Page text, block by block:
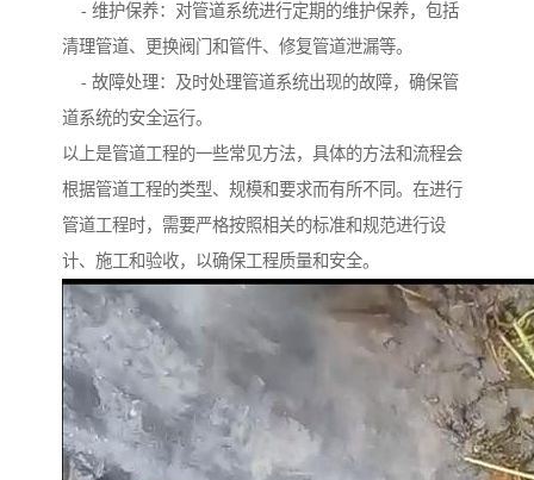
- 维护保养：对管道系统进行定期的维护保养，包括
清理管道、更换阀门和管件、修复管道泄漏等。
- 故障处理：及时处理管道系统出现的故障，确保管
道系统的安全运行。
以上是管道工程的一些常见方法，具体的方法和流程会
根据管道工程的类型、规模和要求而有所不同。在进行
管道工程时，需要严格按照相关的标准和规范进行设
计、施工和验收，以确保工程质量和安全。